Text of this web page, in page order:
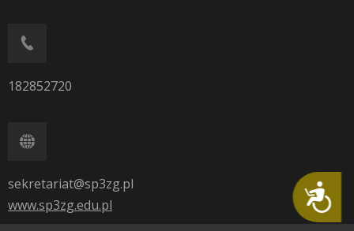
Dostępność
182852720
sekretariat@sp3zg.pl
www.sp3zg.edu.pl